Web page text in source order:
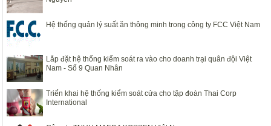
Hệ thống quản lý suất ăn thông minh trong công ty FCC Việt Nam
Lắp đặt hệ thống kiểm soát ra vào cho doanh trại quân đội Việt
Nam - Số 9 Quan Nhân
Triển khai hệ thống kiểm soát cửa cho tập đoàn Thai Corp
International